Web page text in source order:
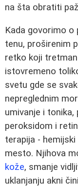
na šta obratiti
Kada govorimo
tenu, proširenim
retko koji
istovremeno
svetu gde se
nepreglednim
umivanje i tonika,
peroksidom i
terapija -
mesto. Njihova
kože, smanje
uklanjanju akni